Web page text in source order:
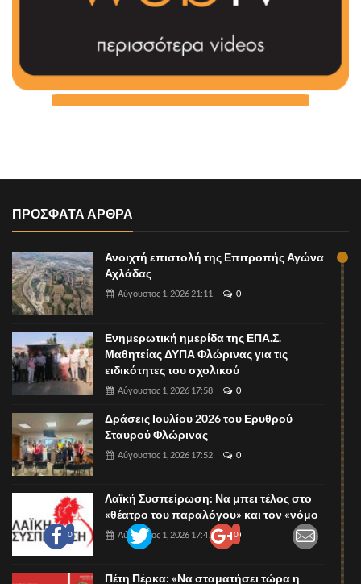
0 0
ΠΡΟΣΦΑΤΑ ΑΡΘΡΑ
Ανοιχτή επιστολή της Επιτροπής Αγώνα
Αχλάδας
Αύγουστος 1, 2026 21:11 0
Ενημερωτική ημερίδα της ΕΠΑ.Σ.
Μαθητείας ΔΥΠΑ Φλώρινας για τις
ειδικότητες του σχολικού
Αύγουστος 1, 2026 17:58 0
Δράσεις Ιουλίου 2026 του Ερυθρού
Σταυρού Φλώρινας
Αύγουστος 1, 2026 17:52 0
Λαϊκή Συσπείρωση: Να μπει τέλος στο
«θέατρο του παραλόγου» και τον «νόμο
Αύγουστος 1, 2026 17:47 0
Πέτη Πέρκα: «Να σταματήσει τώρα η